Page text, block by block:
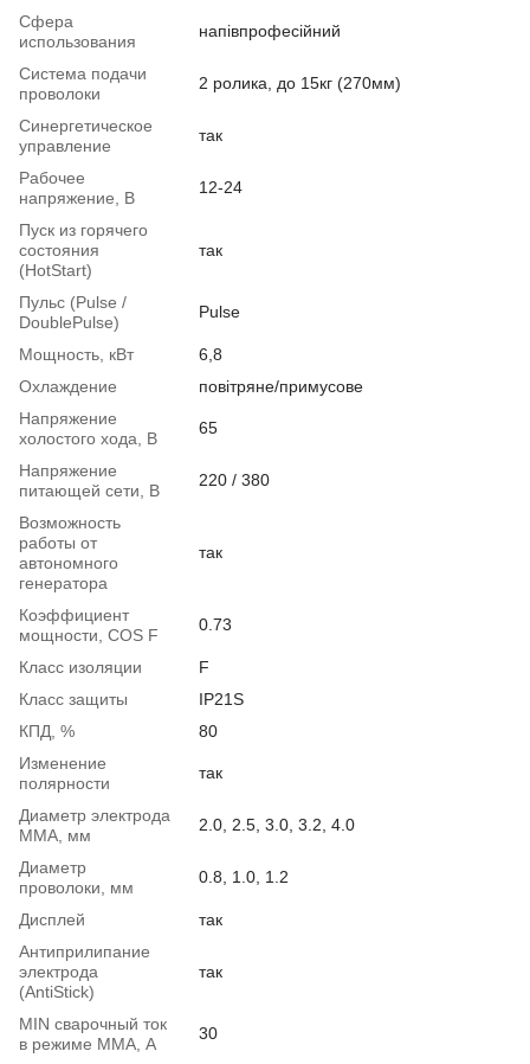
Сфера
использования
напівпрофесійний
Система подачи
проволоки
2 ролика, до 15кг (270мм)
Синергетическое
управление
так
Рабочее
напряжение, В
12-24
Пуск из горячего
состояния
(HotStart)
так
Пульс (Pulse /
DoublePulse)
Pulse
Мощность, кВт
6,8
Охлаждение
повітряне/примусове
Напряжение
холостого хода, В
65
Напряжение
питающей сети, В
220 / 380
Возможность
работы от
автономного
генератора
так
Коэффициент
мощности, COS F
0.73
Класс изоляции
F
Класс защиты
IP21S
КПД, %
80
Изменение
полярности
так
Диаметр электрода
ММА, мм
2.0, 2.5, 3.0, 3.2, 4.0
Диаметр
проволоки, мм
0.8, 1.0, 1.2
Дисплей
так
Антиприлипание
электрода
(AntiStick)
так
MIN сварочный ток
в режиме ММА, А
30